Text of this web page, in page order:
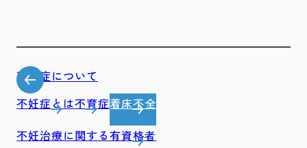
不妊症について
不妊症とは不育症着床不全
不妊治療に関する有資格者